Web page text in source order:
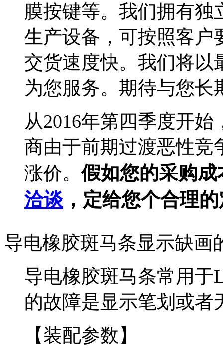
膜按键等。我们拥有独
生产设备，可按照客户
交货速度快。我们将以
为您服务。期待与您长
从2016年第四季度开
商由于前期过渡恶性竞
涨价。假如您的采购
洽谈 ，定给您个合理
导电橡胶斑马条显示缺画
导电橡胶斑马条常用于
的故障是显示笔划或者
【装配参数】